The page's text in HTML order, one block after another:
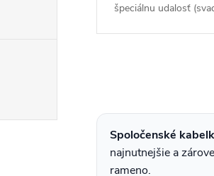
špeciálnu udalosť
krstiny atď.) V sivom
l
Spoločenské
najnutnejšie a
rameno.